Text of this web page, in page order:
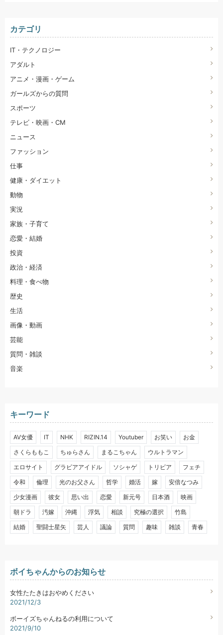
カテゴリ
IT・テクノロジー
アダルト
アニメ・漫画・ゲーム
ガールズからの質問
スポーツ
テレビ・映画・CM
ニュース
ファッション
仕事
健康・ダイエット
動物
実況
家族・子育て
恋愛・結婚
投資
政治・経済
料理・食べ物
歴史
生活
画像・動画
芸能
質問・雑談
音楽
キーワード
AV女優 IT NHK RIZIN.14 Youtuber お笑い
お金
さくらももこ
ちゅらさん まるこちゃん
ウルトラマン
エロサイト
グラビアアイドル ソシャゲ トリビア
フェチ
令和
倫理 光のお父さん 哲学 婚活 嫁
安倍なつみ
少女漫画
彼女 思い出 恋愛 新元号 日本酒
映画
朝ドラ
汚嫁 沖縄 浮気 相談 究極の選択
竹島
結婚
聖闘士星矢 芸人 議論 質問 趣味 雑談 青春
ボイちゃんからのお知らせ
女性たたきはおやめください
2021/12/3
ボーイズちゃんねるの利用について
2021/9/10